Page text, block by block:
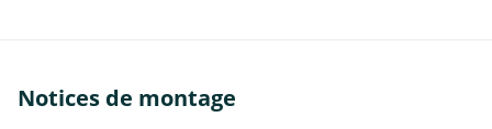
Notices de montage